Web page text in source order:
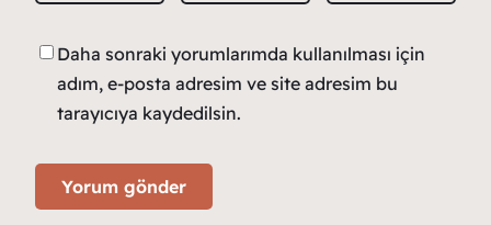
Daha sonraki yorumlarımda kullanılması için
adım, e-posta adresim ve site adresim bu
tarayıcıya kaydedilsin.